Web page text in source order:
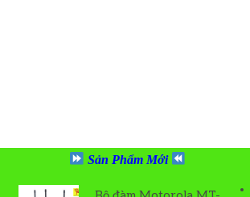
Sản Phẩm Mới